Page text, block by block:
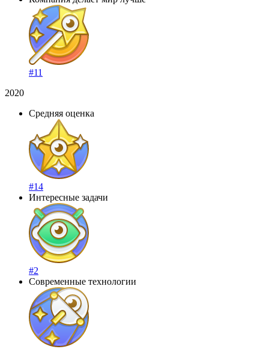
#11
2020
Средняя оценка
#14
Интересные задачи
#2
Современные технологии